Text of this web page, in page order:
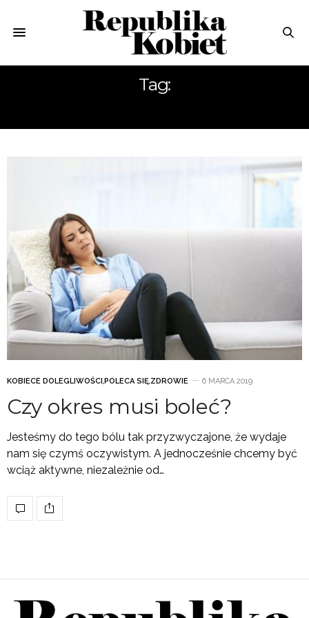
Tag:
KOBIECE DOLEGLIWOŚCI,POLECA SIĘ,ZDROWIE 6 MARCA 2019
Czy okres musi boleć?
Jesteśmy do tego bólu tak przyzwyczajone, że wydaje
nam się czymś oczywistym. A jednocześnie chcemy być
wciąż aktywne, niezależnie od…